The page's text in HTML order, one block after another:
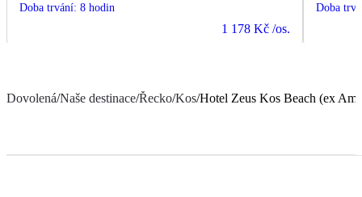
Doba trvání: 8 hodin
1 178 Kč /os.
Doba
Dovolená/Naše destinace/Řecko/Kos/Hotel Zeus Kos Beach (ex